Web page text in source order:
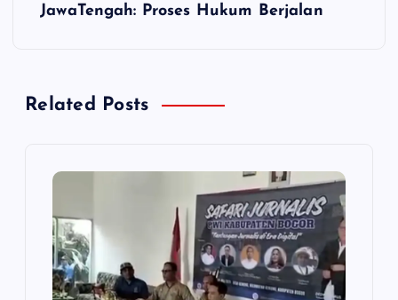
s
JawaTengah: Proses Hukum Berjalan
Related Posts